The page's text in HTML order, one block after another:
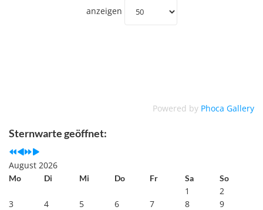
anzeigen
Powered by Phoca Gallery
Sternwarte geöffnet:
Year
Month
August 2026
Mo Di Mi Do Fr Sa So
1
2
3
4 5 6 7 8
9